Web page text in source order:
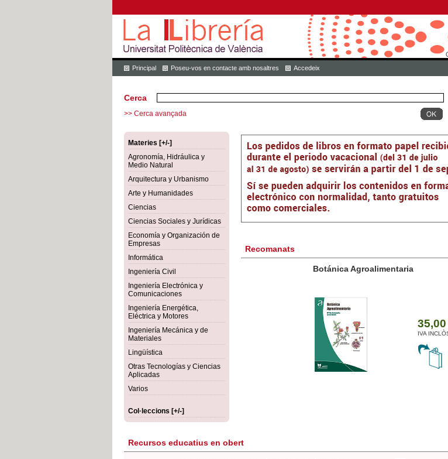
Principal Poseu-vos en contacte amb nosaltres Accedeix
Cerca
>> Cerca avançada
Materies [+/-]
Agronomía, Hidráulica y
Medio Natural
Arquitectura y Urbanismo
Arte y Humanidades
Ciencias
Ciencias Sociales y Jurídicas
Economía y Organización de
Empresas
Informática
Ingeniería Civil
Ingeniería Electrónica y
Comunicaciones
Ingeniería Energética,
Eléctrica y Motores
Ingeniería Mecánica y de
Materiales
Lingüística
Otras Tecnologías y Ciencias
Aplicadas
Varios
Col·leccions [+/-]
Recomanats
Botánica Agroalimentaria
35,00 €
IVA INCLÒS
Recursos educatius en obert